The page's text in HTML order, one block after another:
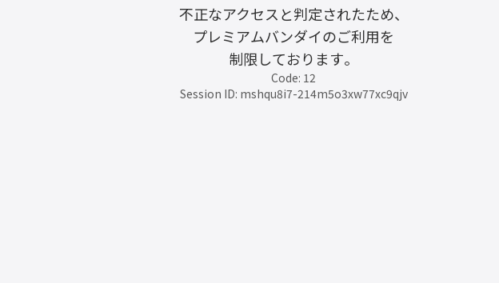
不正なアクセスと判定されたため、
プレミアムバンダイのご利用を
制限しております。
Code: 12
Session ID: mshqu8i7-214m5o3xw77xc9qjv